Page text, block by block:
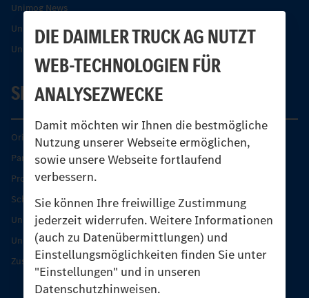
DIE DAIMLER TRUCK AG NUTZT
WEB-TECHNOLOGIEN FÜR
ANALYSEZWECKE
Damit möchten wir Ihnen die bestmögliche
Nutzung unserer Webseite ermöglichen,
sowie unsere Webseite fortlaufend
verbessern.
Sie können Ihre freiwillige Zustimmung
jederzeit widerrufen. Weitere Informationen
(auch zu Datenübermittlungen) und
Einstellungsmöglichkeiten finden Sie unter
"Einstellungen" und in unseren
Datenschutzhinweisen.
Unimog News
Unimog Partner-Portal
Unimog Sicherheit
SERVICE
Original-Teile
Partner finden
Produkt-Highlights
Schutz und Werterhalt
Unimog Serviceangebot
Unimog Servicetage
Zusatzleistungen